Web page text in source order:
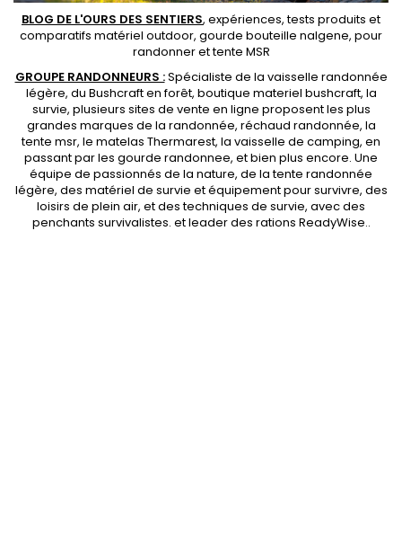
BLOG DE L'OURS DES SENTIERS, expériences, tests produits et
comparatifs matériel outdoor, gourde bouteille nalgene, pour
randonner ettente MSR
GROUPE RANDONNEURS :Spécialiste de la vaisselle randonnée
légère, du Bushcraft en forêt, boutique materiel bushcraft, la
survie, plusieurs sites de vente en ligne proposent les plus
grandes marques de la randonnée, réchaud randonnée, la
tente msr, le matelas Thermarest, la vaisselle de camping, en
passant par les gourde randonnee, et bien plus encore. Une
équipe de passionnés de la nature, de latente randonnée
légère, des matériel de survie et équipement pour survivre, des
loisirs de plein air, et des techniques de survie, avec des
penchants survivalistes. et leader des rations ReadyWise..